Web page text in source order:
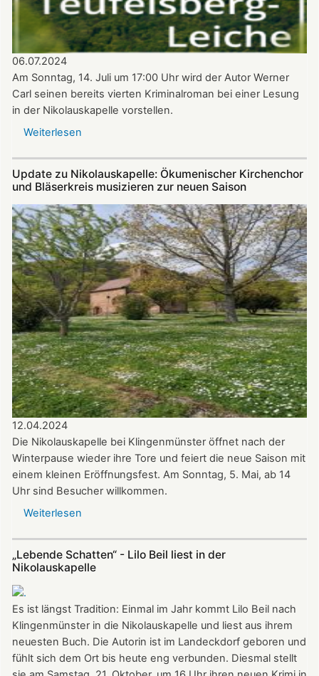
06.07.2024
Am Sonntag, 14. Juli um 17:00 Uhr wird der Autor Werner
Carl seinen bereits vierten Kriminalroman bei einer Lesung
in der Nikolauskapelle vorstellen.
Weiterlesen
mit
Carl
am
14.07.2024
in
der
Nikolauskapelle
Update zu Nikolauskapelle: Ökumenischer Kirchenchor
und Bläserkreis musizieren zur neuen Saison
12.04.2024
Die Nikolauskapelle bei Klingenmünster öffnet nach der
Winterpause wieder ihre Tore und feiert die neue Saison mit
einem kleinen Eröffnungsfest. Am Sonntag, 5. Mai, ab 14
Uhr sind Besucher willkommen.
Weiterlesen
Nikolauskapelle:
und
Bläserkreis
musizieren
zur
„Lebende Schatten“ - Lilo Beil liest in der
Nikolauskapelle
Es ist längst Tradition: Einmal im Jahr kommt Lilo Beil nach
Klingenmünster in die Nikolauskapelle und liest aus ihrem
neuesten Buch. Die Autorin ist im Landeckdorf geboren und
fühlt sich dem Ort bis heute eng verbunden. Diesmal stellt